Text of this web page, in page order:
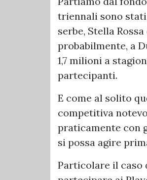
triennali sono stati
serbe, Stella
probabilmente, a
1,7 milioni a
partecipanti.
E come al solito
competitiva
praticamente con
si possa agire
Particolare il caso